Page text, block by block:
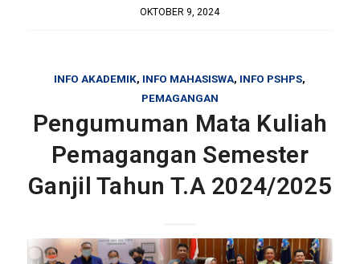
OKTOBER 9, 2024
INFO AKADEMIK, INFO MAHASISWA, INFO PSHPS,
PEMAGANGAN
Pengumuman Mata Kuliah
Pemagangan Semester
Ganjil Tahun T.A 2024/2025